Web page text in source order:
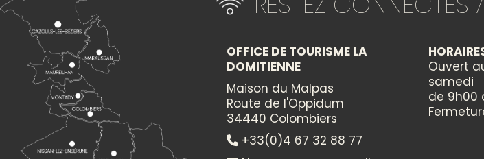
THÈMES
CATÉGORIES
OFFICE DE TOURISME LA
DOMITIENNE
Maison du Malpas
Route de l'Oppidum
34440 Colombiers
+33(0)4 67 32 88 77
Ouvert
samedi
de 9h00